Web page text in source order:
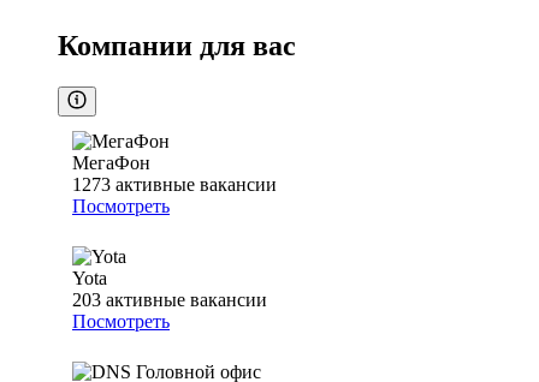
Компании для вас
МегаФон
1273 активные вакансии
Посмотреть
Yota
203 активные вакансии
Посмотреть